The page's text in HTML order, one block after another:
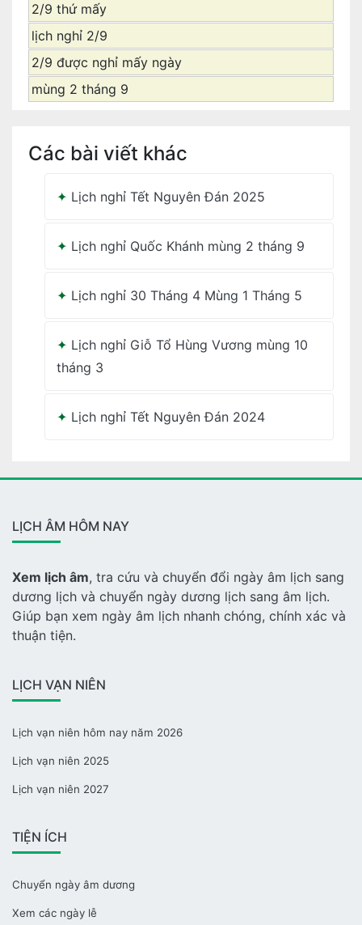
2/9 thứ mấy
lịch nghỉ 2/9
2/9 được nghỉ mấy ngày
mùng 2 tháng 9
Các bài viết khác
Lịch nghỉ Tết Nguyên Đán 2025
Lịch nghỉ Quốc Khánh mùng 2 tháng 9
Lịch nghỉ 30 Tháng 4 Mùng 1 Tháng 5
Lịch nghỉ Giỗ Tổ Hùng Vương mùng 10
tháng 3
Lịch nghỉ Tết Nguyên Đán 2024
LỊCH ÂM HÔM NAY
Xem lịch âm, tra cứu và chuyển đổi ngày âm lịch sang
dương lịch và chuyển ngày dương lịch sang âm lịch.
Giúp bạn xem ngày âm lịch nhanh chóng, chính xác và
thuận tiện.
LỊCH VẠN NIÊN
Lịch vạn niên hôm nay năm 2026
Lịch vạn niên 2025
Lịch vạn niên 2027
TIỆN ÍCH
Chuyển ngày âm dương
Xem các ngày lễ